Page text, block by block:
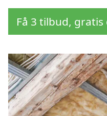
Få 3 tilbud,